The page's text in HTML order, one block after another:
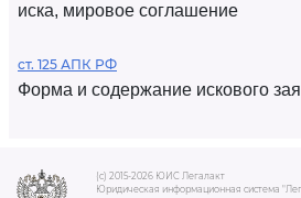
иска, мировое соглашение
ст. 125 АПК РФ
Форма и содержание искового
(c) 2015-2026 ЮИС Легалакт
Юридическая информационная система